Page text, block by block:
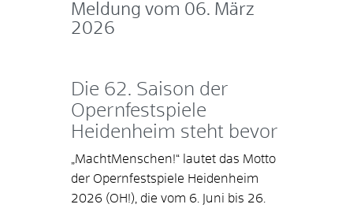
Meldung vom 06. März
2026
Die 62. Saison der
Opernfestspiele
Heidenheim steht bevor
„MachtMenschen!“ lautet das Motto
der Opernfestspiele Heidenheim
2026 (OH!), die vom 6. Juni bis 26.